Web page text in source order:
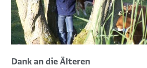
Dank an die Älteren